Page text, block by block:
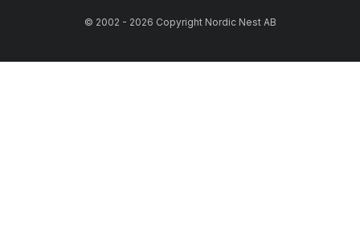
© 2002 - 2026 Copyright Nordic Nest AB